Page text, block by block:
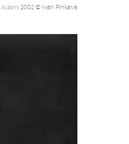
Adam, 2002 © Ivan Pinkava